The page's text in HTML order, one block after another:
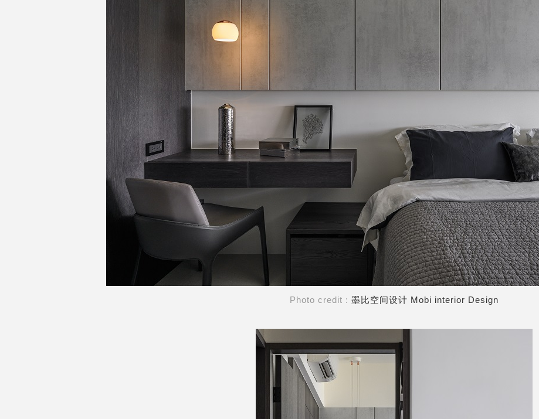
Photo credit : 墨比空间设计 Mobi interior Design